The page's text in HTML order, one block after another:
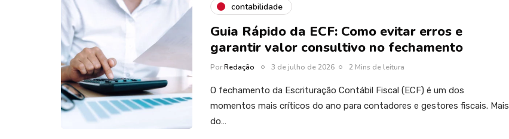
contabilidade
Guia Rápido da ECF: Como evitar erros e
garantir valor consultivo no fechamento
PorRedação 3 de julho de 2026 2 Mins de leitura
O fechamento da Escrituração Contábil Fiscal (ECF) é um dos
momentos mais críticos do ano para contadores e gestores fiscais. Mais
do…